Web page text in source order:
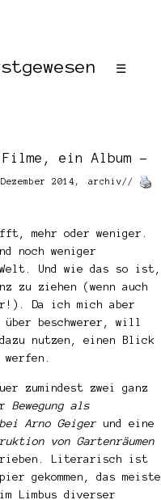
☰
ein Album –
2014, archiv//
mehr oder weniger.
noch weniger
Und wie das so ist,
zu ziehen (wenn auch
Da ich mich aber
über beschwerer, will
nutzen, einen Blick
zumindest zwei ganz
Bewegung als
Arno Geigerund eine
von Gartenräumen
Literarisch ist
gekommen, das meiste
Limbus diverser